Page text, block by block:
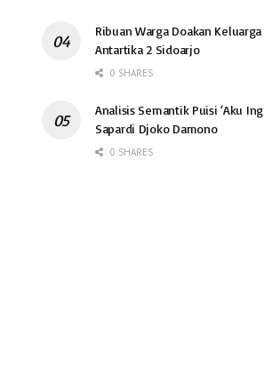
Ribuan Warga Doakan Keluarga
Antartika 2 Sidoarjo
0 SHARES
Analisis Semantik Puisi ‘Aku
Sapardi Djoko Damono
0 SHARES